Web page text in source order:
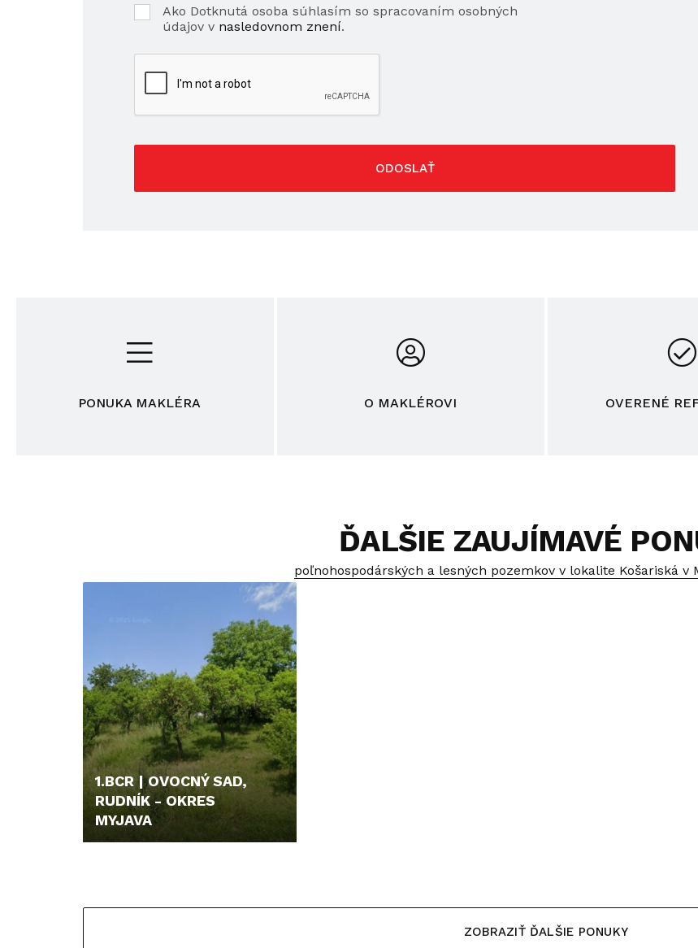
Ako Dotknutá osoba súhlasím so spracovaním osobných
údajov v nasledovnom znení.
ODOSLAŤ
PONUKA MAKLÉRA O MAKLÉROVI OVERENÉ
ĎALŠIE ZAUJÍMAVÉ
poľnohospodárských a lesných pozemkov v lokalite Košariská v
1.BCR | OVOCNÝ SAD,
RUDNÍK - OKRES
MYJAVA
ZOBRAZIŤ ĎALŠIE PONUKY